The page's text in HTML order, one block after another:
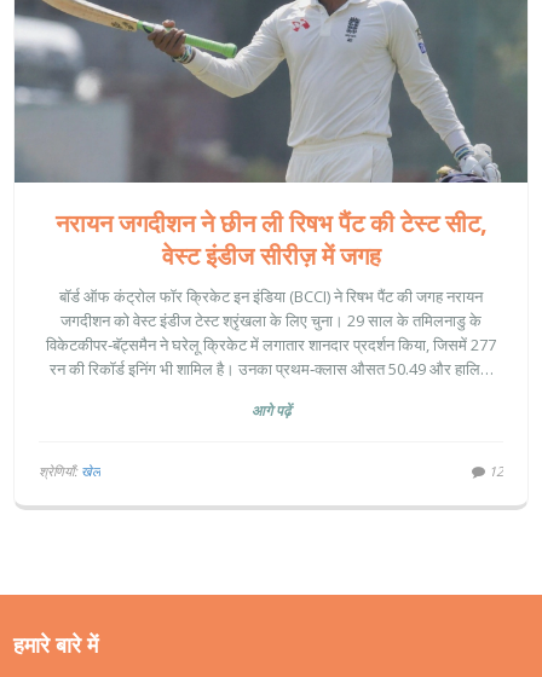
नरायन जगदीशन ने छीन ली रिषभ पैंट की टेस्ट सीट,
वेस्ट इंडीज सीरीज़ में जगह
बॉर्ड ऑफ कंट्रोल फॉर क्रिकेट इन इंडिया (BCCI) ने रिषभ पैंट की जगह नरायन
जगदीशन को वेस्ट इंडीज टेस्ट श्रृंखला के लिए चुना। 29 साल के तमिलनाडु के
विकेटकीपर‑बॅट्समैन ने घरेलू क्रिकेट में लगातार शानदार प्रदर्शन किया, जिसमें 277
रन की रिकॉर्ड इनिंग भी शामिल है। उनका प्रथम‑क्लास औसत 50.49 और हालिया
की अगुआई में भारतीय टीम में अतिरिक्त विकेटकीपर विकल्प मिलने से बैटिंग लचीलापन
आगे पढ़ें
श्रेणियाँ: खेल 12
हमारे बारे में